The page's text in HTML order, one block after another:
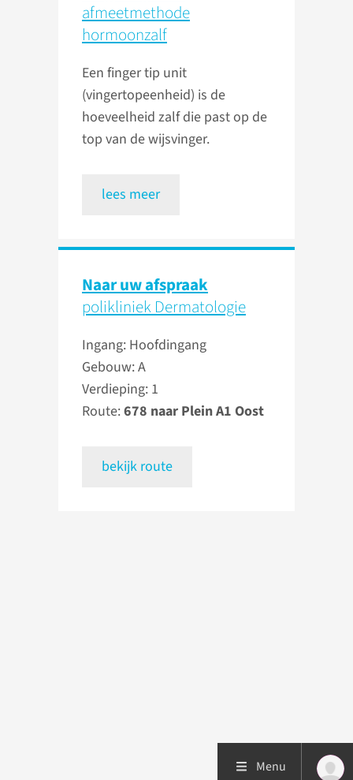
afmeetmethode
hormoonzalf
Een finger tip unit
(vingertopeenheid) is de
hoeveelheid zalf die past op de
top van de wijsvinger.
lees meer
Naar uw afspraak
polikliniek Dermatologie
Ingang: Hoofdingang
Gebouw: A
Verdieping: 1
Route:678 naar Plein A1 Oost
bekijk route
Menu